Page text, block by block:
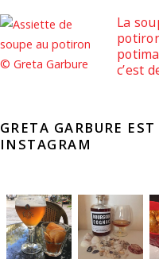
La
c’est
GRETA GARBURE EST
INSTAGRAM